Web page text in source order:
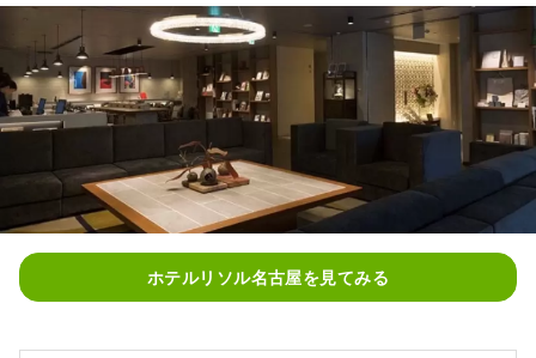
べく誕生しました。 ホテルリソルトリニティ
金沢が提供するのは、ここにしかない伝統や
文化への“つながり” 加賀百万石の輝きに満た
された濃密な時間を、ホテルリソルトリニテ
ィ金沢で体験してください。 『ホテルリソル
名古屋』 ～スーツにスニーカーなホテル～
“スーツにスニーカー”をキーワードにしたこの
都市型アメリカンスタイルのホテルは、 彼の
国特有の音楽文化であるJAZZのテイストを全
バランスを演出。 素材をはじめ、家具やオブ
にまでこだわった空間は まるで「大人のたま
ホテルリソル名古屋を見てみる